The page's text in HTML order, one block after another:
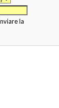
la